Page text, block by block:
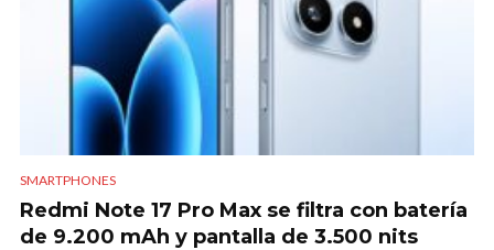
SMARTPHONES
Redmi Note 17 Pro Max se filtra con batería
de 9.200 mAh y pantalla de 3.500 nits